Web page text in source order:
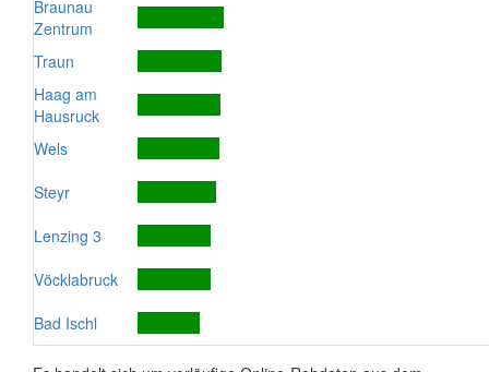
Braunau
Zentrum
Traun
Haag am
Hausruck
Wels
Steyr
Lenzing 3
Vöcklabruck
Bad Ischl